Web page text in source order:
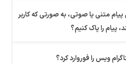
پیام متنی یا صوتی، به صورتی که کاربر
پیام را پاک کنیم؟
ویس را فوروارد کرد؟